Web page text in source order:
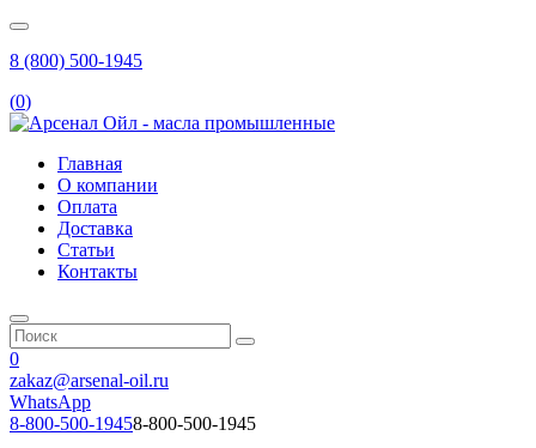
8 (800) 500-1945
(0)
Главная
О компании
Оплата
Доставка
Статьи
Контакты
0
zakaz@arsenal-oil.ru
WhatsApp
8-800-500-19458-800-500-1945